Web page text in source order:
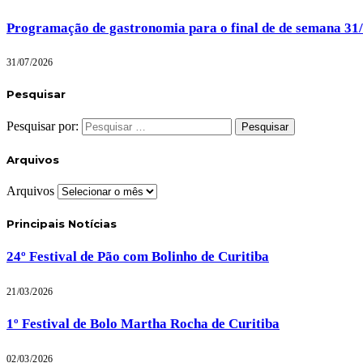
Programação de gastronomia para o final de de semana
31/07/2026
Pesquisar
Pesquisar por:
Arquivos
Arquivos
Principais Notícias
24º Festival de Pão com Bolinho de Curitiba
21/03/2026
1º Festival de Bolo Martha Rocha de Curitiba
02/03/2026